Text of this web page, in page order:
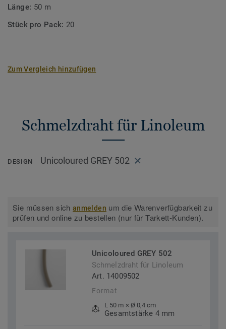
Länge: 50 m
Stück pro Pack: 20
Zum Vergleich hinzufügen
Schmelzdraht für Linoleum
DESIGN Unicoloured GREY 502
Sie müssen sichanmelden um die Warenverfügbarkeit zu
prüfen und online zu bestellen (nur für Tarkett-Kunden).
Unicoloured GREY 502
Schmelzdraht für Linoleum
Art. 14009502
Format
L 50 m × Ø 0,4 cm
Gesamtstärke 4 mm